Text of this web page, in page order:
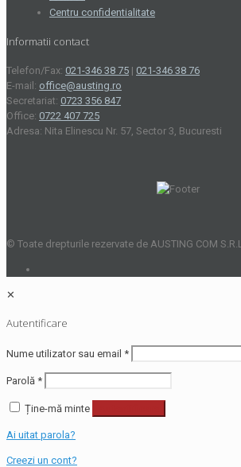
Centru confidentialitate
Informatii contact
Telefon/Fax: 021-346 38 75 | 021-346 38 76
E-mail: office@austing.ro
Secretariat: 0723 356 847
Office: 0722 407 725
Adresa: Nita Elinescu Nr. 57, Sector 3, Bucuresti
© Toate drepturile rezervate de AUSTING COM S.R.L.
✕
Autentificare
Nume utilizator sau email *
Parolă *
Ține-mă minte
Ai uitat parola?
Creezi un cont?